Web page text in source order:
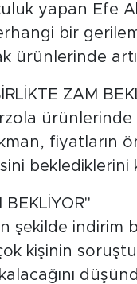
yapan Efe
bir
ürünlerinde
ZAM
ürünlerinde
fiyatların
beklediklerini
BEKLİYOR"
şekilde indirim
kişinin